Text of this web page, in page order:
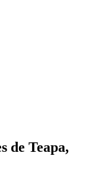
de Teapa,